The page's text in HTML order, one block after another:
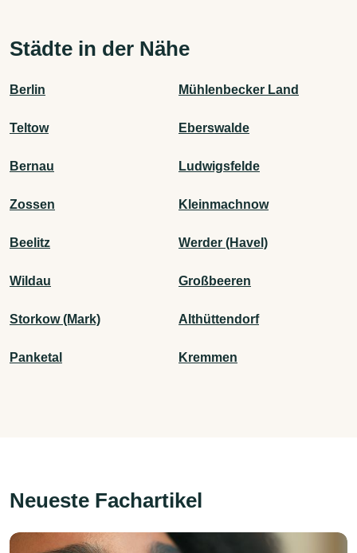
Städte in der Nähe
Berlin Mühlenbecker Land
Teltow Eberswalde
Bernau Ludwigsfelde
Zossen Kleinmachnow
Beelitz Werder (Havel)
Wildau Großbeeren
Storkow (Mark) Althüttendorf
Panketal Kremmen
Neueste Fachartikel